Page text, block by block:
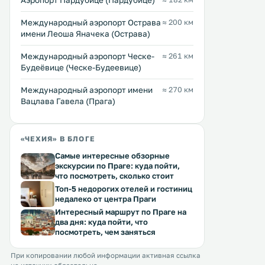
Международный аэропорт Острава
имени Леоша Яначека (Острава)
≈ 200 км
Международный аэропорт Ческе-
Будеёвице (Ческе-Будеевице)
≈ 261 км
Международный аэропорт имени
Вацлава Гавела (Прага)
≈ 270 км
«ЧЕХИЯ» В БЛОГЕ
Самые интересные обзорные
экскурсии по Праге: куда пойти,
что посмотреть, сколько стоит
Топ-5 недорогих отелей и гостиниц
недалеко от центра Праги
Интересный маршрут по Праге на
два дня: куда пойти, что
посмотреть, чем заняться
При копировании любой информации активная ссылка